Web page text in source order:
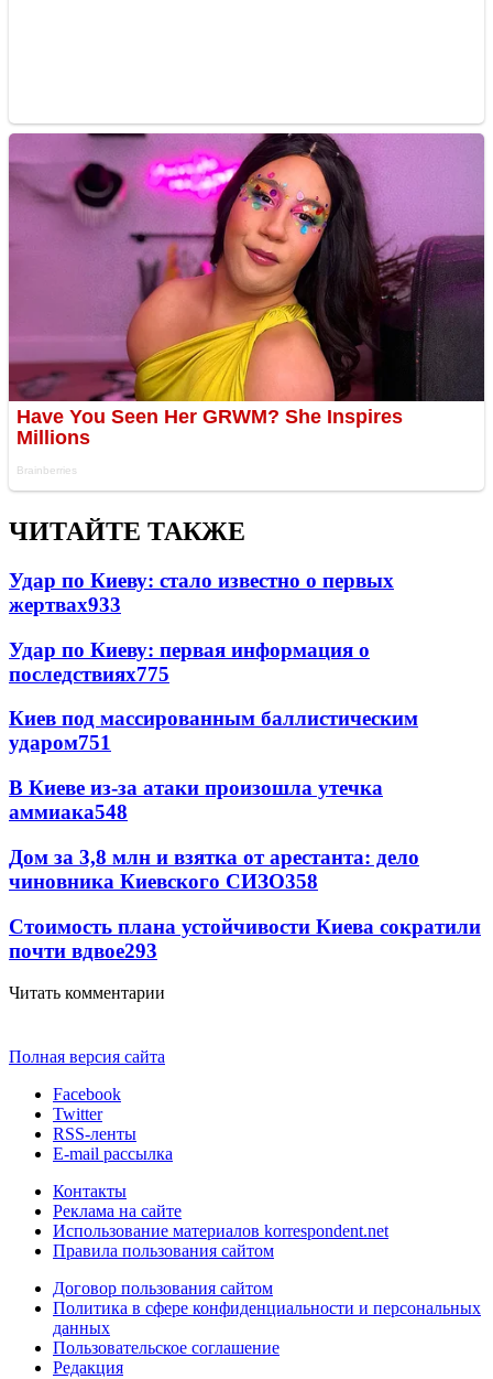
ЧИТАЙТЕ ТАКЖЕ
Удар по Киеву: стало известно о первых
жертвах933
Удар по Киеву: первая информация о
последствиях775
Киев под массированным баллистическим
ударом751
В Киеве из-за атаки произошла утечка
аммиака548
Дом за 3,8 млн и взятка от арестанта: дело
чиновника Киевского СИЗО358
Стоимость плана устойчивости Киева сократили
почти вдвое293
Читать комментарии
Полная версия сайта
Facebook
Twitter
RSS-ленты
E-mail рассылка
Контакты
Реклама на сайте
Использование материалов korrespondent.net
Правила пользования сайтом
Договор пользования сайтом
Политика в сфере конфиденциальности и персональных
данных
Пользовательское соглашение
Редакция